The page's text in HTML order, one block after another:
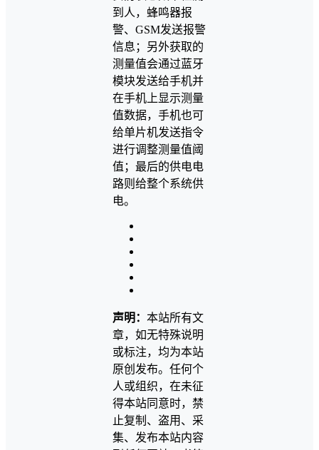
到人，蜂鸣器报
警、GSM发送报警
信息；另外获取的
测量值会通过蓝牙
模块发送给手机并
在手机上显示测量
值数据，手机也可
给单片机发送指令
进行调整测量值阈
值；最后的供电电
路则给整个系统供
电。
声明： 本站所有文
章，如无特殊说明
或标注，均为本站
原创发布。任何个
人或组织，在未征
得本站同意时，禁
止复制、盗用、采
集、发布本站内容